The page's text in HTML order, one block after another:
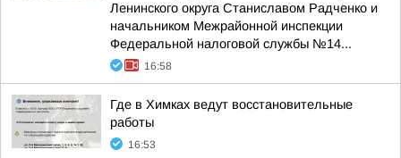
Ленинского округа Станиславом Радченко и
начальником Межрайонной инспекции
Федеральной налоговой службы №14...
16:58
Где в Химках ведут восстановительные
работы
16:53